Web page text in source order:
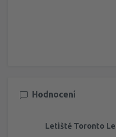
Hodnocení
Letiště Toronto